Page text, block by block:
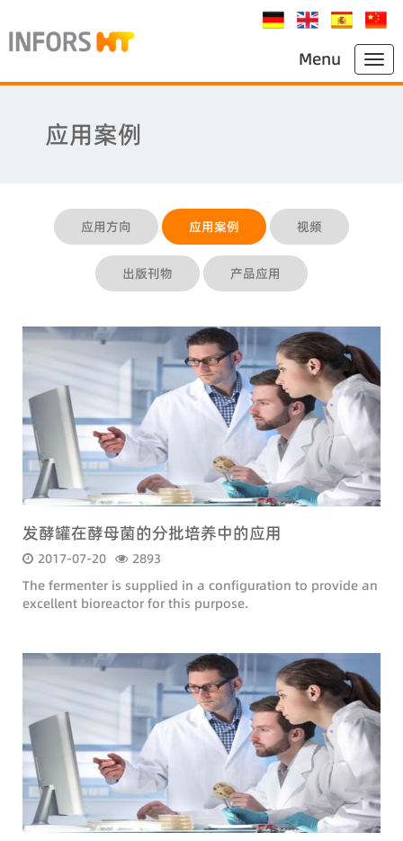
Menu
应用案例
应用方向 应用案例 视频
出版刊物 产品应用
发酵罐在酵母菌的分批培养中的应用
2017-07-20
2893
The fermenter is supplied in a configuration to provide an
excellent bioreactor for this purpose.